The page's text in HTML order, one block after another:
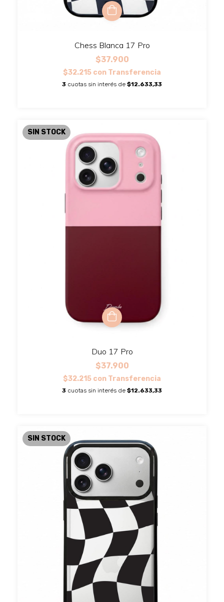
Chess Blanca 17 Pro
$37.900
$32.215 con Transferencia
3 cuotas sin interés de $12.633,33
SIN STOCK
Duo 17 Pro
$37.900
$32.215 con Transferencia
3 cuotas sin interés de $12.633,33
SIN STOCK